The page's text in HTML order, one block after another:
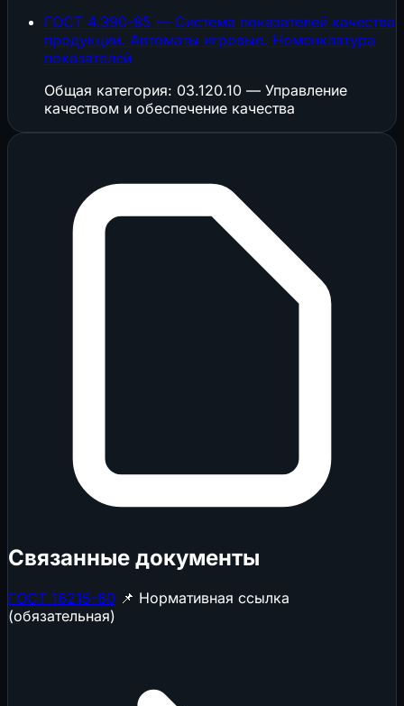
ГОСТ 4.390-85 — Система показателей качества
продукции. Автоматы игровые. Номенклатура
показателей
Общая категория: 03.120.10 — Управление
качеством и обеспечение качества
Связанные документы
ГОСТ 16215-80 📌 Нормативная ссылка
(обязательная)